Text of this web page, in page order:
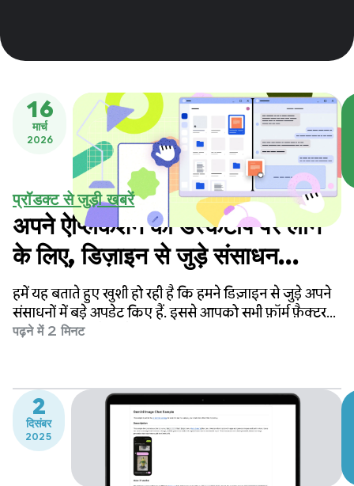
16
मार्च
2026
प्रॉडक्ट से जुड़ी खबरें
अपने ऐप्लिकेशन को डेस्कटॉप पर लाने
के लिए, डिज़ाइन से जुड़े संसाधन
इस्तेमाल करें
हमें यह बताते हुए खुशी हो रही है कि हमने डिज़ाइन से जुड़े अपने
संसाधनों में बड़े अपडेट किए हैं. इससे आपको सभी फ़ॉर्म फ़ैक्टर
के लिए, बेहतर और अडैप्टिव Android ऐप्लिकेशन बनाने में मदद
उपलब्ध है.
पढ़ने में 2 मिनट
2
दिसंबर
2025